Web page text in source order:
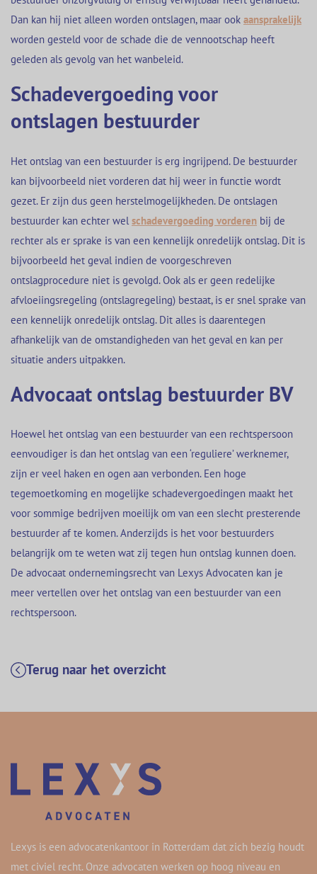
Dan kan hij niet alleen worden ontslagen, maar ook aansprakelijk
worden gesteld voor de schade die de vennootschap heeft
geleden als gevolg van het wanbeleid.
Schadevergoeding voor
ontslagen bestuurder
Het ontslag van een bestuurder is erg ingrijpend. De bestuurder
kan bijvoorbeeld niet vorderen dat hij weer in functie wordt
gezet. Er zijn dus geen herstelmogelijkheden. De ontslagen
bestuurder kan echter wel schadevergoeding vorderen bij de
rechter als er sprake is van een kennelijk onredelijk ontslag. Dit is
bijvoorbeeld het geval indien de voorgeschreven
ontslagprocedure niet is gevolgd. Ook als er geen redelijke
afvloeiingsregeling (ontslagregeling) bestaat, is er snel sprake van
een kennelijk onredelijk ontslag. Dit alles is daarentegen
afhankelijk van de omstandigheden van het geval en kan per
situatie anders uitpakken.
Advocaat ontslag bestuurder BV
Hoewel het ontslag van een bestuurder van een rechtspersoon
eenvoudiger is dan het ontslag van een ‘reguliere’ werknemer,
zijn er veel haken en ogen aan verbonden. Een hoge
tegemoetkoming en mogelijke schadevergoedingen maakt het
voor sommige bedrijven moeilijk om van een slecht presterende
bestuurder af te komen. Anderzijds is het voor bestuurders
belangrijk om te weten wat zij tegen hun ontslag kunnen doen.
De advocaat ondernemingsrecht van Lexys Advocaten kan je
meer vertellen over het ontslag van een bestuurder van een
rechtspersoon.
Terug naar het overzicht
Lexys is een advocatenkantoor in Rotterdam dat zich bezig houdt
met civiel recht. Onze advocaten werken op hoog niveau en